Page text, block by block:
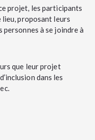
projet, les participants
proposant leurs
à se joindre à
que leur projet
dans les